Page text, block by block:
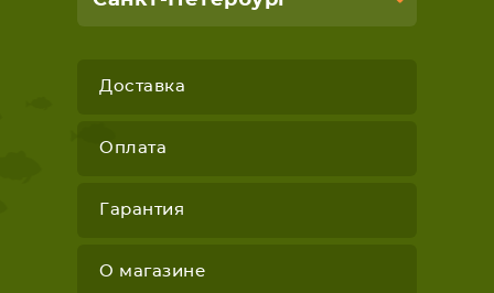
Доставка
Оплата
Гарантия
О магазине